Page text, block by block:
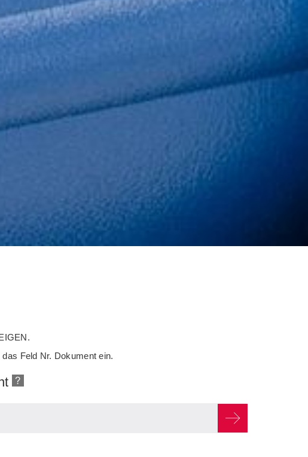
Feld Nr. Dokument ein.